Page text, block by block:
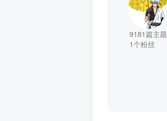
9181篇主题
1个粉丝